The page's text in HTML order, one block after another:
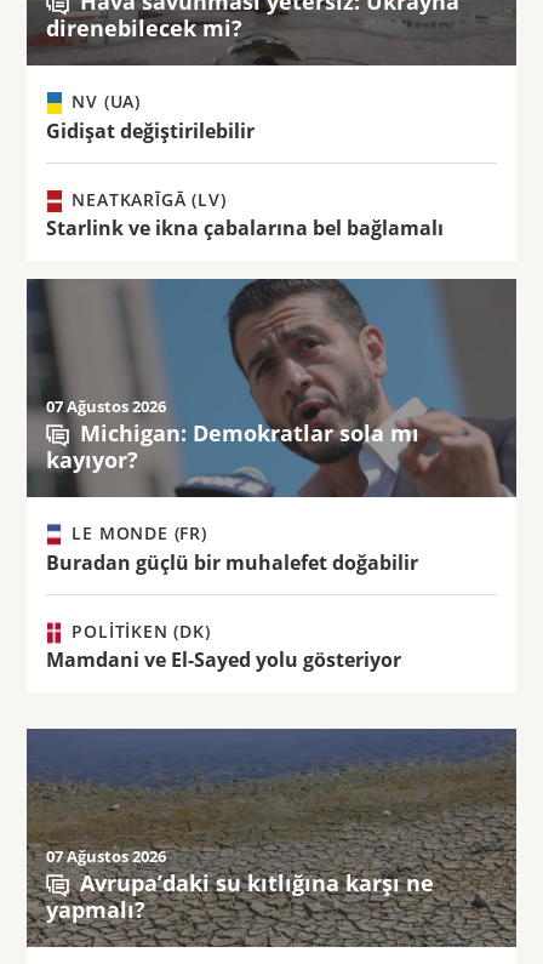
direnebilecek mi?
NV (UA)
Gidişat değiştirilebilir
NEATKARĪGĀ (LV)
Starlink ve ikna çabalarına bel bağlamalı
07 Ağustos 2026
Michigan: Demokratlar sola mı
kayıyor?
LE MONDE (FR)
Buradan güçlü bir muhalefet doğabilir
POLITIKEN (DK)
Mamdani ve El-Sayed yolu gösteriyor
07 Ağustos 2026
Avrupa’daki su kıtlığına karşı ne
yapmalı?